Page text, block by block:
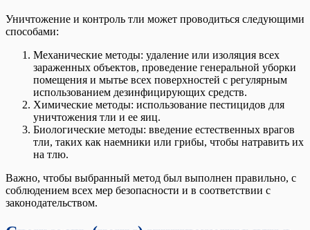
Уничтожение и контроль тли может проводиться следующими
способами:
Механические методы: удаление или изоляция всех
зараженных объектов, проведение генеральной уборки
помещения и мытье всех поверхностей с регулярным
использованием дезинфицирующих средств.
Химические методы: использование пестицидов для
уничтожения тли и ее яиц.
Биологические методы: введение естественных врагов
тли, таких как наемники или грибы, чтобы натравить их
на тлю.
Важно, чтобы выбранный метод был выполнен правильно, с
соблюдением всех мер безопасности и в соответствии с
законодательством.